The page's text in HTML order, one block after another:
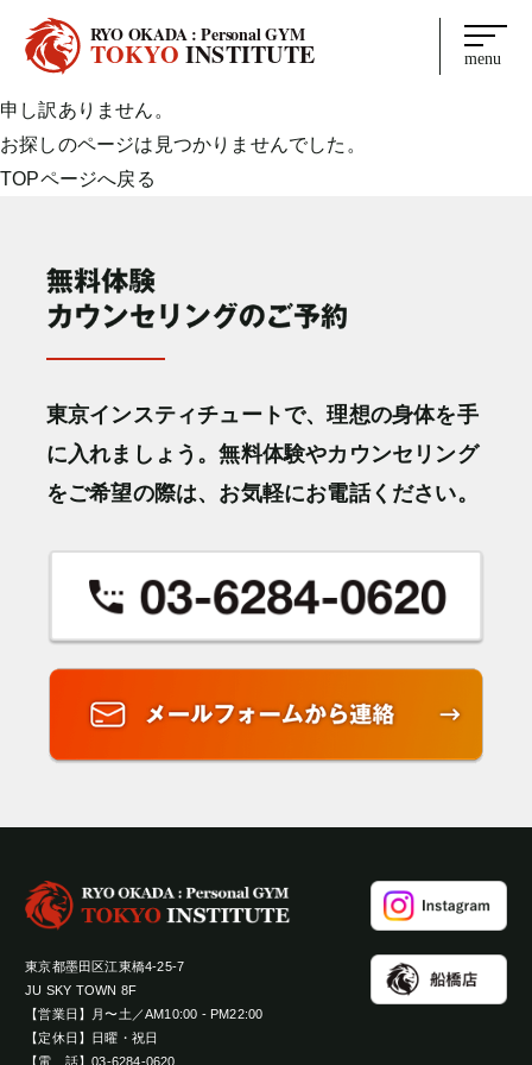
RYO OKADA : Personal GYM
TOKYO INSTITUTE menu
申し訳ありません。
お探しのページは見つかりませんでした。
TOPページへ戻る
東京インスティチュートで、理想の身体を手
に入れましょう。無料体験やカウンセリング
をご希望の際は、お気軽にお電話ください。
東京都墨田区江東橋4-25-7
JU SKY TOWN 8F
【営業日】月〜土／AM10:00 - PM22:00
【定休日】日曜・祝日
【電 話】03-6284-0620